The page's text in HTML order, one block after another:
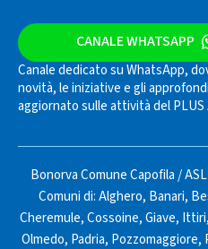
CANALE WHATSAPP
Canale dedicato su WhatsApp,
novità, le iniziative e gli
aggiornato sulle attività del PLUS
Bonorva Comune Capofila/
Comuni di:Alghero, Banari,
Cheremule,Cossoine,Giave, Ittiri,
Olmedo, Padria, Pozzomaggiore,